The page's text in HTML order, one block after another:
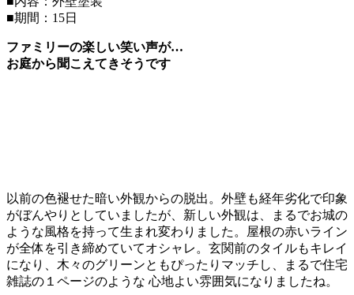
■期間：15日
ファミリーの楽しい笑い声が…
お庭から聞こえてきそうです
以前の色褪せた暗い外観からの脱出。外壁も経年劣化で印象
がぼんやりとしていましたが、新しい外観は、まるでお城の
ような風格を持って生まれ変わりました。屋根の赤いライン
が全体を引き締めていてオシャレ。玄関前のタイルもキレイ
になり、木々のグリーンともぴったりマッチし、まるで住宅
雑誌の１ページのような 心地よい雰囲気になりましたね。